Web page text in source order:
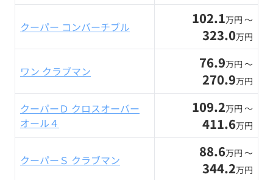
クーパー コンバーチブル 102.1万円 〜
323.0万円
ワン クラブマン 76.9万円 〜
270.9万円
クーパーＤ クロスオーバー
オール４
109.2万円 〜
411.6万円
クーパーＳ クラブマン 88.6万円 〜
344.2万円